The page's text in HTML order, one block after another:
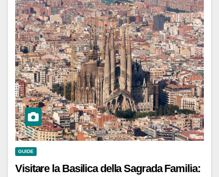
GUIDE
Visitare la Basilica della Sagrada Familia: